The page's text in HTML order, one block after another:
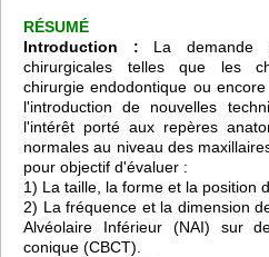
RÉSUMÉ
Introduction : La demande
chirurgicales telles que les
chirurgie endodontique ou
l'introduction de nouvelles
l'intérêt porté aux repères
normales au niveau des
pour objectif d'évaluer :
1) La taille, la forme et la position
2) La fréquence et la dimension
Alvéolaire Inférieur (NAI) sur
conique (CBCT).